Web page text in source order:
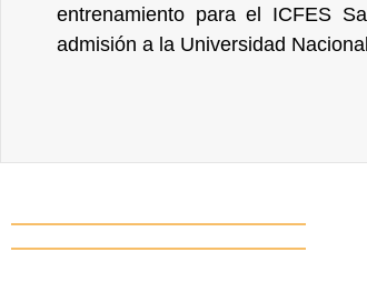
entrenamiento para el ICFES
admisión a la Universidad